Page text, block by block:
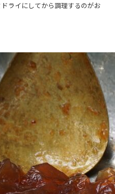
ライにしてから調理するのがお